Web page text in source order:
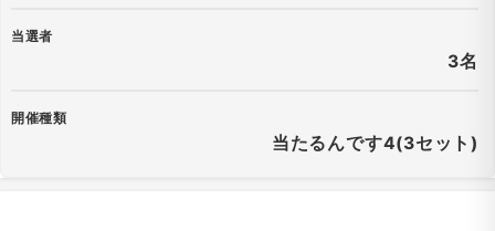
当選者
3名
開催種類
当たるんです4(3セット)